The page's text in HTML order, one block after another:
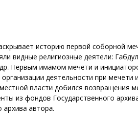
историю первой соборной
видные религиозные деятели:
Первым имамом мечети и
организации деятельности при
власти добился возвращения
из фондов Государственного
архива автора.